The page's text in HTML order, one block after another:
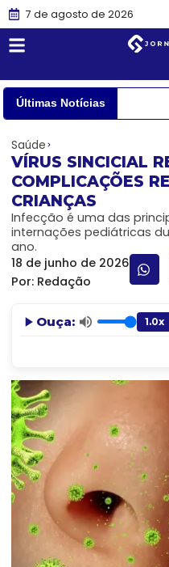
7 de agosto de 2026
Últimas Notícias
Saúde
VÍRUS SINCICIAL
COMPLICAÇÕES
CRIANÇAS
Infecção é uma das
internações pediátricas
ano.
18 de junho de 2026
Por: Redação
Ouça: